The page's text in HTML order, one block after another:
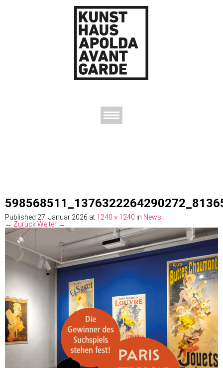
Published 27. Januar 2026 at 1240 × 1240 in News.
← ZurückWeiter →